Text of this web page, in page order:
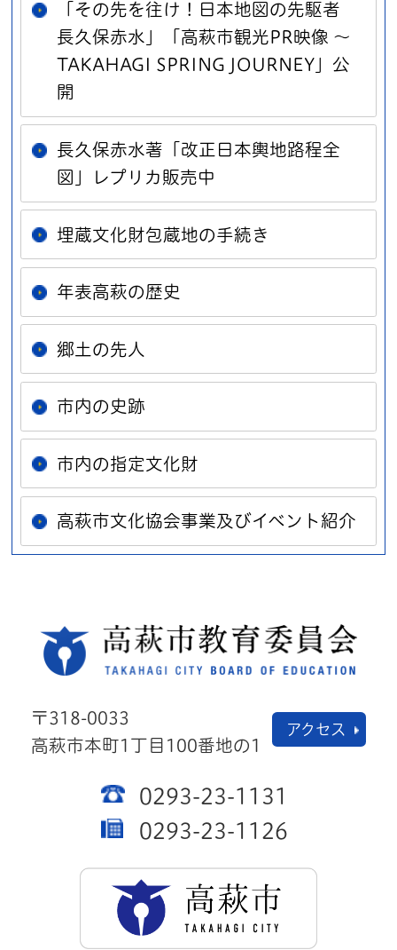
「その先を往け！日本地図の先駆者
長久保赤水」「高萩市観光PR映像 ～
TAKAHAGI SPRING JOURNEY」公
開
長久保赤水著「改正日本輿地路程全
図」レプリカ販売中
埋蔵文化財包蔵地の手続き
年表高萩の歴史
郷土の先人
市内の史跡
市内の指定文化財
高萩市文化協会事業及びイベント紹介
〒318-0033
高萩市本町1丁目100番地の1
アクセス
0293-23-1131
0293-23-1126